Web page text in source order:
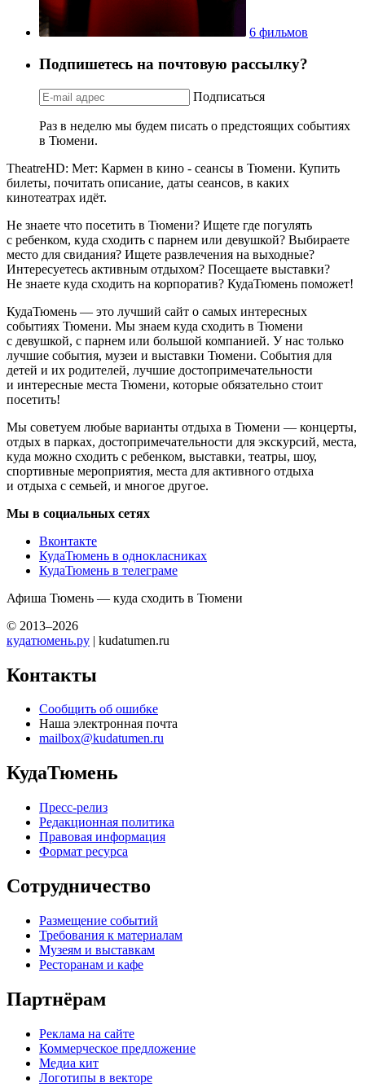
6 фильмов
Подпишетесь на почтовую рассылку?
Подписаться
Раз в неделю мы будем писать о предстоящих событиях
в Тюмени.
TheatreHD: Мет: Кармен в кино - сеансы в Тюмени. Купить
билеты, почитать описание, даты сеансов, в каких
кинотеатрах идёт.
Не знаете что посетить в Тюмени? Ищете где погулять
с ребенком, куда сходить с парнем или девушкой? Выбираете
место для свидания? Ищете развлечения на выходные?
Интересуетесь активным отдыхом? Посещаете выставки?
Не знаете куда сходить на корпоратив? КудаТюмень поможет!
КудаТюмень — это лучший сайт о самых интересных
событиях Тюмени. Мы знаем куда сходить в Тюмени
с девушкой, с парнем или большой компанией. У нас только
лучшие события, музеи и выставки Тюмени. События для
детей и их родителей, лучшие достопримечательности
и интересные места Тюмени, которые обязательно стоит
посетить!
Мы советуем любые варианты отдыха в Тюмени — концерты,
отдых в парках, достопримечательности для экскурсий, места,
куда можно сходить с ребенком, выставки, театры, шоу,
спортивные мероприятия, места для активного отдыха
и отдыха с семьей, и многое другое.
Мы в социальных сетях
Вконтакте
КудаТюмень в однокласниках
КудаТюмень в телеграме
Афиша Тюмень — куда сходить в Тюмени
© 2013–2026
кудатюмень.ру | kudatumen.ru
Контакты
Сообщить об ошибке
Наша электронная почта
mailbox@kudatumen.ru
КудаТюмень
Пресс-релиз
Редакционная политика
Правовая информация
Формат ресурса
Сотрудничество
Размещение событий
Требования к материалам
Музеям и выставкам
Ресторанам и кафе
Партнёрам
Реклама на сайте
Коммерческое предложение
Медиа кит
Логотипы в векторе